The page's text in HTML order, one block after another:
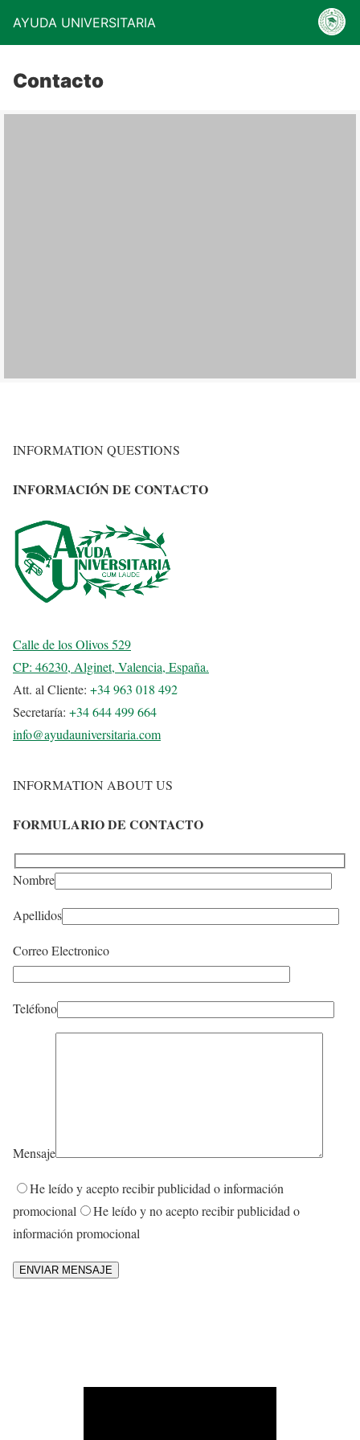
AYUDA UNIVERSITARIA
Contacto
INFORMATION QUESTIONS
INFORMACIÓN DE CONTACTO
Calle de los Olivos 529
CP: 46230, Alginet, Valencia, España.
Att. al Cliente: +34 963 018 492
Secretaría: +34 644 499 664
info@ayudauniversitaria.com
INFORMATION ABOUT US
FORMULARIO DE CONTACTO
Nombre
Apellidos
Correo Electronico
Teléfono
Mensaje
He leído y acepto recibir publicidad o información
promocional
He leído y no acepto recibir publicidad o
información promocional